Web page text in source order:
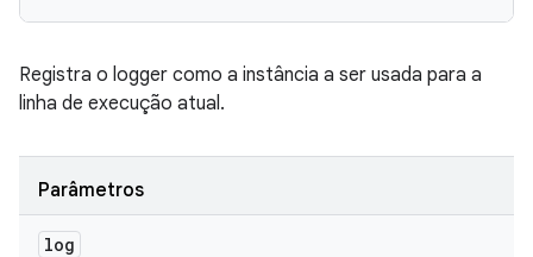
Registra o logger como a instância a ser usada para a
linha de execução atual.
Parâmetros
log